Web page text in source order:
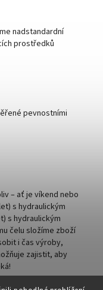
nadstandardní
prostředků
pevnostními
– ať je víkend nebo
s hydraulickým
s hydraulickým
čelu složíme zboží
i čas výroby,
zajistit, aby